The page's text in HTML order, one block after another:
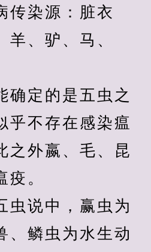
传染源：脏衣
羊、驴、马、
定的是五虫之
乎不存在感染瘟
之外嬴、毛、昆
。
说中，赢虫为
、鳞虫为水生动